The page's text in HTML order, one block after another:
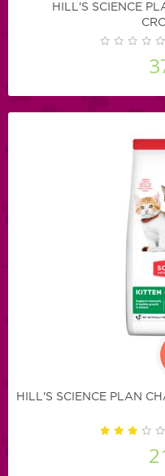
HILL'S SCIENCE
HILL'S SCIENCE PLAN